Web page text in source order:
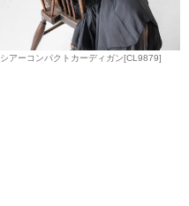
シアーコンパクトカーディガン[CL9879]